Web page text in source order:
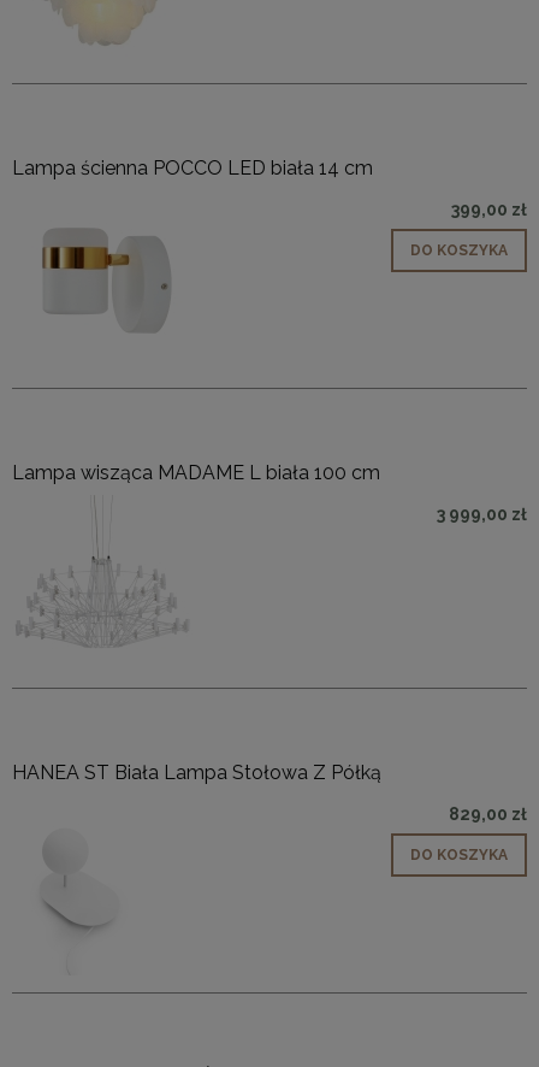
Lampa ścienna POCCO LED biała 14 cm
399,00 zł
DO KOSZYKA
Lampa wisząca MADAME L biała 100 cm
3 999,00 zł
HANEA ST Biała Lampa Stołowa Z Półką
829,00 zł
DO KOSZYKA